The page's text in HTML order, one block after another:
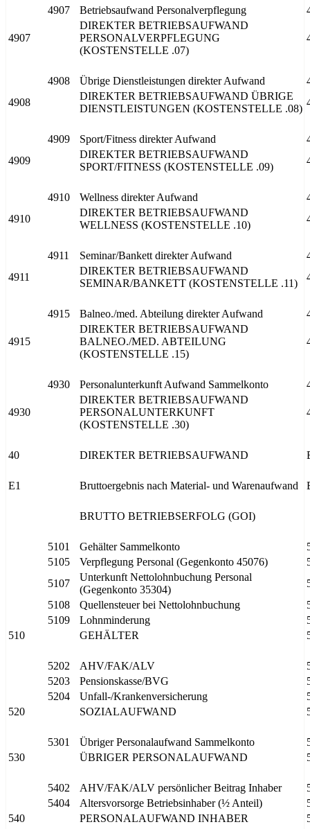
4907 Betriebsaufwand Personalverpflegung
4907
DIREKTER BETRIEBSAUFWAND
PERSONALVERPFLEGUNG
(KOSTENSTELLE .07)
4908 Übrige Dienstleistungen direkter Aufwand
4908
DIREKTER BETRIEBSAUFWAND ÜBRIGE
DIENSTLEISTUNGEN (KOSTENSTELLE .08)
4909 Sport/Fitness direkter Aufwand
4909
DIREKTER BETRIEBSAUFWAND
SPORT/FITNESS (KOSTENSTELLE .09)
4910 Wellness direkter Aufwand
4910
DIREKTER BETRIEBSAUFWAND
WELLNESS (KOSTENSTELLE .10)
4911 Seminar/Bankett direkter Aufwand
4911
DIREKTER BETRIEBSAUFWAND
SEMINAR/BANKETT (KOSTENSTELLE .11)
4915 Balneo./med. Abteilung direkter Aufwand
4915
DIREKTER BETRIEBSAUFWAND
BALNEO./MED. ABTEILUNG
(KOSTENSTELLE .15)
4930 Personalunterkunft Aufwand Sammelkonto
4930
DIREKTER BETRIEBSAUFWAND
PERSONALUNTERKUNFT
(KOSTENSTELLE .30)
40 DIREKTER BETRIEBSAUFWAND
E1 Bruttoergebnis nach Material- und Warenaufwand
BRUTTO BETRIEBSERFOLG (GOI)
5101 Gehälter Sammelkonto
5105
Verpflegung Personal (Gegenkonto 45076)
5107
Unterkunft Nettolohnbuchung Personal
(Gegenkonto 35304)
5108
Quellensteuer bei Nettolohnbuchung
5109
Lohnminderung
510
GEHÄLTER
5202 AHV/FAK/ALV
5203
Pensionskasse/BVG
5204
Unfall-/Krankenversicherung
520
SOZIALAUFWAND
5301 Übriger Personalaufwand Sammelkonto
530
ÜBRIGER PERSONALAUFWAND
5402 AHV/FAK/ALV persönlicher Beitrag Inhaber
5404
Altersvorsorge Betriebsinhaber (½ Anteil)
540
PERSONALAUFWAND INHABER